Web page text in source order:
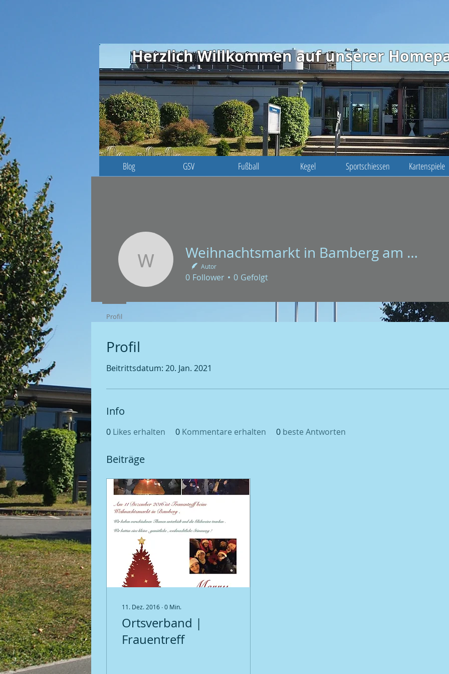
Blog GSV Fußball Kegel Sportschiessen Kartenspiele
Herzlich Willkommen auf unserer
Profil
Beitrittsdatum: 20. Jan. 2021
Info
0 Likes erhalten 0 Kommentare erhalten 0 beste Antworten
Beiträge
11. Dez. 2016 ∙0 Min.
Ortsverband |
Frauentreff
Weihnachtsmarkt in Bamberg am 11.
Weihnachtsmarkt in Bamberg am 11. Dezember 2016
Autor
0 Follower 0 Gefolgt
Profil